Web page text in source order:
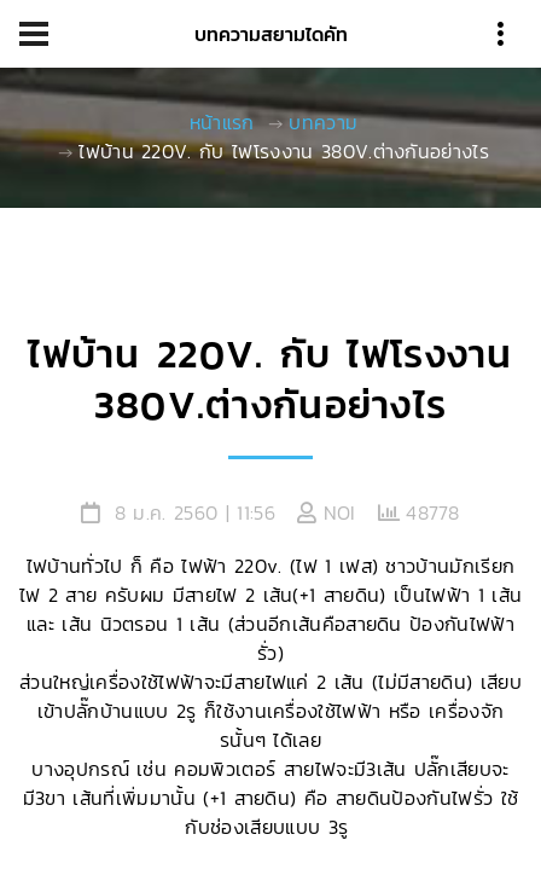
บทความสยามไดคัท
หน้าแรก
บทความ
ไฟบ้าน 220V. กับ ไฟโรงงาน 380V.ต่างกันอย่างไร
ไฟบ้าน 220V. กับ ไฟโรงงาน
380V.ต่างกันอย่างไร
8 ม.ค. 2560 | 11:56 NOI
48778
ไฟบ้านทั่วไป ก็ คือ ไฟฟ้า 220v. (ไฟ 1 เฟส) ชาวบ้านมักเรียก
ไฟ 2 สาย ครับผม มีสายไฟ 2 เส้น(+1 สายดิน) เป็นไฟฟ้า 1 เส้น
และ เส้น นิวตรอน 1 เส้น (ส่วนอีกเส้นคือสายดิน ป้องกันไฟฟ้า
รั่ว)
ส่วนใหญ่เครื่องใช้ไฟฟ้าจะมีสายไฟแค่ 2 เส้น (ไม่มีสายดิน) เสียบ
เข้าปลั๊กบ้านแบบ 2รู ก็ใช้งานเครื่องใช้ไฟฟ้า หรือ เครื่องจัก
รนั้นๆ ได้เลย
บางอุปกรณ์ เช่น คอมพิวเตอร์ สายไฟจะมี3เส้น ปลั๊กเสียบจะ
มี3ขา เส้นที่เพิ่มมานั้น (+1 สายดิน) คือ สายดินป้องกันไฟรั่ว ใช้
กับช่องเสียบแบบ 3รู